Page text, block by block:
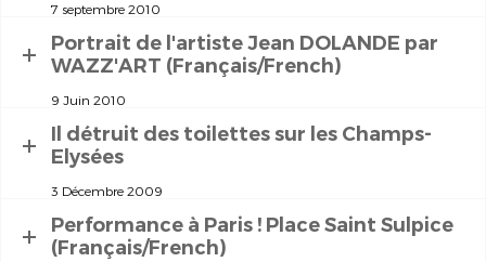
7 septembre 2010
Portrait de l'artiste Jean DOLANDE par
WAZZ'ART (Français/French)
9 Juin 2010
Il détruit des toilettes sur les Champs-
Elysées
3 Décembre 2009
Performance à Paris ! Place Saint Sulpice
(Français/French)